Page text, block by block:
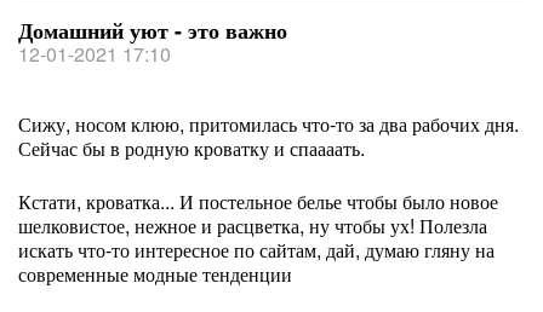
Домашний уют - это важно
12-01-2021 17:10
Сижу, носом клюю, притомилась что-то за два рабочих дня.
Сейчас бы в родную кроватку и спаааать.
Кстати, кроватка... И постельное белье чтобы было новое
шелковистое, нежное и расцветка, ну чтобы ух! Полезла
искать что-то интересное по сайтам, дай, думаю гляну на
современные модные тенденции